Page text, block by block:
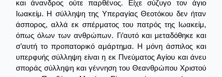
και άνανδρος ούτε παρθένος. Είχε σύζυγο τον άγιο
Ιωακείμ. Η σύλληψη της Υπεραγίας Θεοτόκου δεν ήταν
άσπορος, αλλά εκ σπέρματος του πατρός της Ιωακείμ,
όπως όλων των ανθρώπων. Γι’αυτό και μεταδόθηκε και
σ’αυτή το προπατορικό αμάρτημα. Η μόνη άσπιλος και
υπερφυής σύλληψη είναι η εκ Πνεύματος Αγίου και άνευ
σποράς σύλληψη και γέννηση του Θεανθρώπου Χριστού